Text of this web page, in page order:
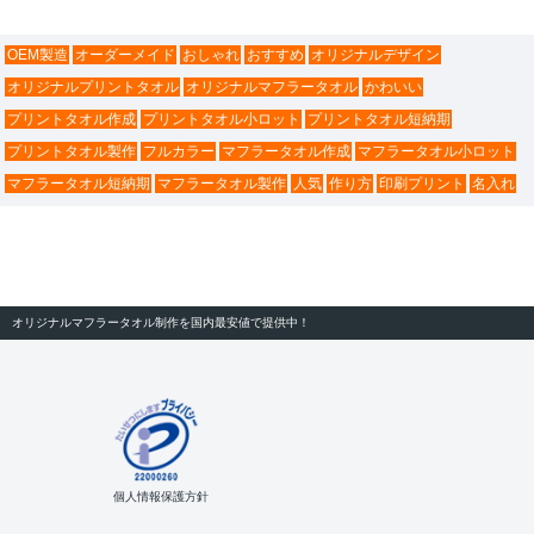
OEM製造 オーダーメイド おしゃれ おすすめ オリジナルデザイン
オリジナルプリントタオル オリジナルマフラータオル かわいい
プリントタオル作成 プリントタオル小ロット
プリントタオル短納期
プリントタオル製作 フルカラー マフラータオル作成 マフラータオル小ロット
マフラータオル短納期 マフラータオル製作 人気 作り方 印刷プリント 名入れ
オリジナルマフラータオル制作を国内最安値で提供中！
個人情報保護方針